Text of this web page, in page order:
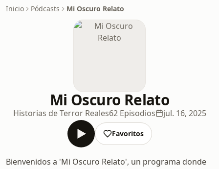
Inicio Pódcasts Mi Oscuro Relato
Mi Oscuro Relato
Historias de Terror Reales62 Episodios jul. 16, 2025
Favoritos
Bienvenidos a 'Mi Oscuro Relato', un programa donde